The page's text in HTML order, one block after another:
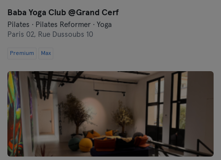
Baba Yoga Club @Grand Cerf
Pilates · Pilates Reformer · Yoga
Paris 02, Rue Dussoubs 10
Premium Max